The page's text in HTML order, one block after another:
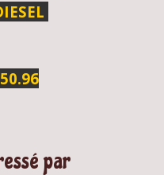
par